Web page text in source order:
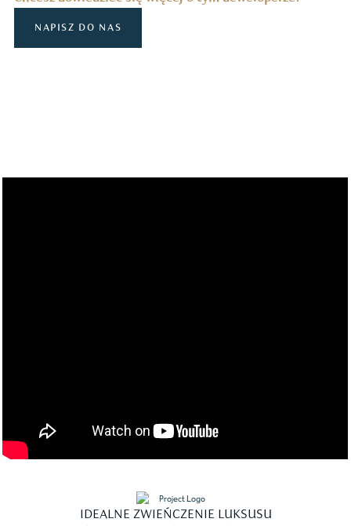
NAPISZ DO NAS
IDEALNE ZWIEŃCZENIE LUKSUSU